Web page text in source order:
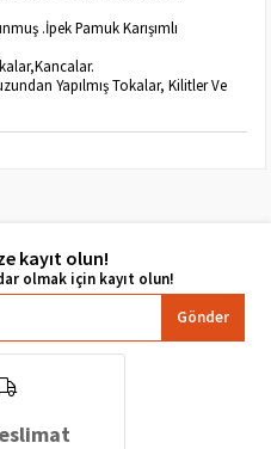
.İpek Pamuk Karışımlı
Yapılmış Tokalar, Kilitler Ve
kayıt olun!
Gönder